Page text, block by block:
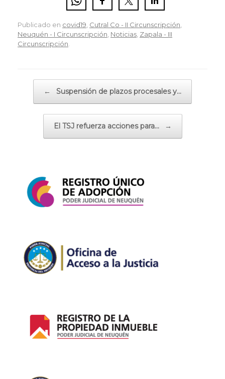
Publicado en covid19 Cutral Co - II Circunscripción
Neuquén - I Circunscripción Noticias Zapala - III
Circunscripción
← Suspensión de plazos procesales y…
El TSJ refuerza acciones para… →